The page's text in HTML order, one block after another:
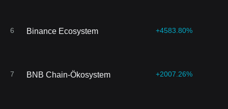
6 Binance Ecosystem +4583.80%
7 BNB Chain-Ökosystem +2007.26%